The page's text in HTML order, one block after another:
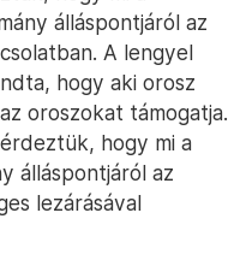
álláspontjáról az
A lengyel
hogy aki orosz
oroszokat támogatja.
hogy mi a
álláspontjáról az
lezárásával